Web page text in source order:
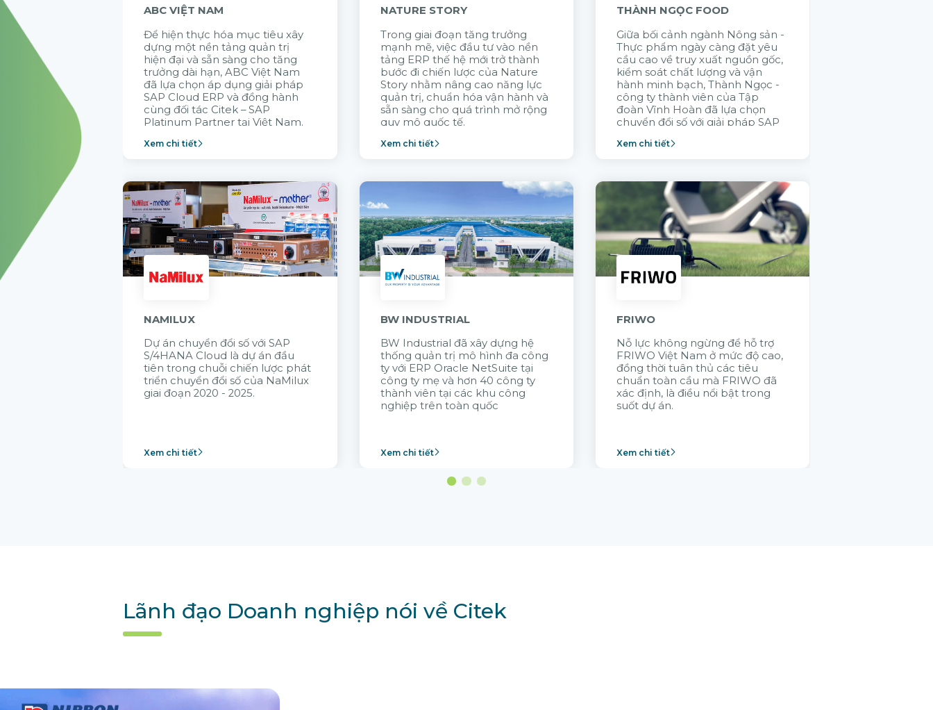
ABC VIỆT NAM
Để hiện thực hóa mục tiêu xây
dựng một nền tảng quản trị
hiện đại và sẵn sàng cho tăng
trưởng dài hạn, ABC Việt Nam
đã lựa chọn áp dụng giải pháp
SAP Cloud ERP và đồng hành
cùng đối tác Citek – SAP
Platinum Partner tại Việt Nam.
Xem chi tiết
NATURE STORY
Trong giai đoạn tăng trưởng
mạnh mẽ, việc đầu tư vào nền
tảng ERP thế hệ mới trở thành
bước đi chiến lược của Nature
Story nhằm nâng cao năng lực
quản trị, chuẩn hóa vận hành và
sẵn sàng cho quá trình mở rộng
quy mô quốc tế.
Xem chi tiết
THÀNH NGỌC FOOD
Giữa bối cảnh ngành Nông sản -
Thực phẩm ngày càng đặt yêu
cầu cao về truy xuất nguồn gốc,
kiểm soát chất lượng và vận
hành minh bạch, Thành Ngọc -
công ty thành viên của Tập
đoàn Vĩnh Hoàn đã lựa chọn
chuyển đổi số với giải pháp SAP
năng lực vận hành bền vững.
Xem chi tiết
NAMILUX
Dự án chuyển đổi số với SAP
S/4HANA Cloud là dự án đầu
tiên trong chuỗi chiến lược phát
triển chuyển đổi số của NaMilux
giai đoạn 2020 - 2025.
Xem chi tiết
BW INDUSTRIAL
BW Industrial đã xây dựng hệ
thống quản trị mô hình đa công
ty với ERP Oracle NetSuite tại
công ty mẹ và hơn 40 công ty
thành viên tại các khu công
nghiệp trên toàn quốc
Xem chi tiết
FRIWO
Nỗ lực không ngừng để hỗ trợ
FRIWO Việt Nam ở mức độ cao,
đồng thời tuân thủ các tiêu
chuẩn toàn cầu mà FRIWO đã
xác định, là điều nổi bật trong
suốt dự án.
Xem chi tiết
Lãnh đạo Doanh nghiệp nói về Citek